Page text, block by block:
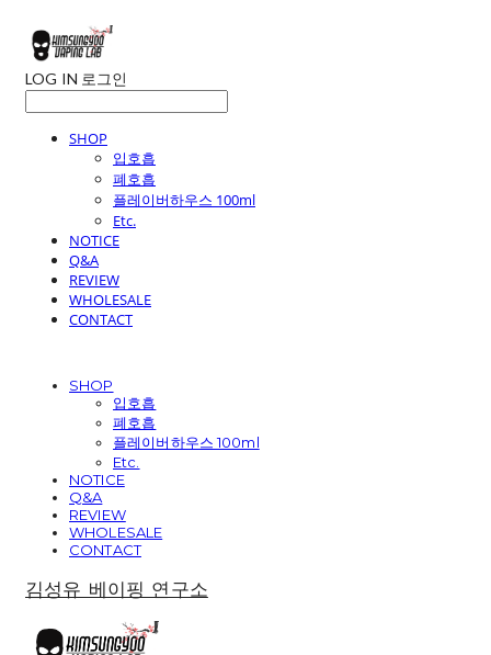
LOG IN 로그인
SHOP
입호흡
폐호흡
플레이버하우스 100ml
Etc.
NOTICE
Q&A
REVIEW
WHOLESALE
CONTACT
SHOP
입호흡
폐호흡
플레이버하우스 100ml
Etc.
NOTICE
Q&A
REVIEW
WHOLESALE
CONTACT
김성유 베이핑 연구소